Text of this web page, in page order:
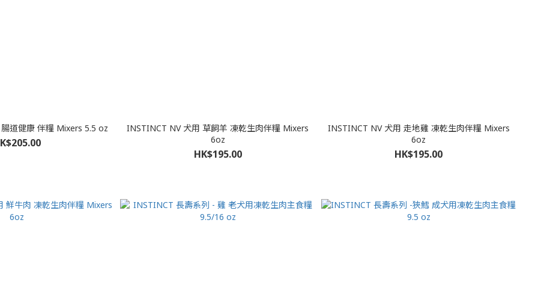
INSTINCT NV 犬用 腸道健康 伴糧 Mixers 5.5 oz
INSTINCT NV 犬用 草飼羊 凍乾生肉伴糧 Mixers
6oz
HK$195.00
INSTINCT NV 犬用 走地雞 凍乾生肉伴糧 Mixers
6oz
HK$195.00